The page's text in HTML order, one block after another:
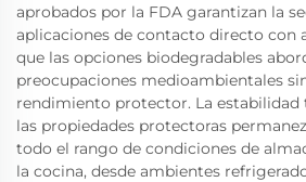
aprobados por la FDA garantizan la
aplicaciones de contacto directo con
que las opciones biodegradables
preocupaciones medioambientales
rendimiento protector. La estabilidad
las propiedades protectoras
todo el rango de condiciones de
la cocina, desde ambientes